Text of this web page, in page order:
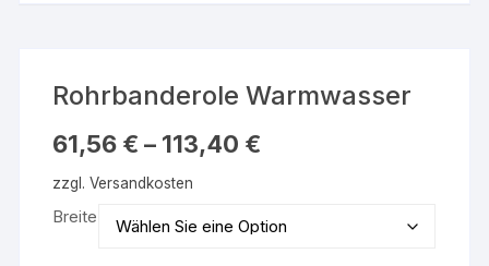
Rohrbanderole Warmwasser
61,56 € – 113,40 €
zzgl.Versandkosten
Breite